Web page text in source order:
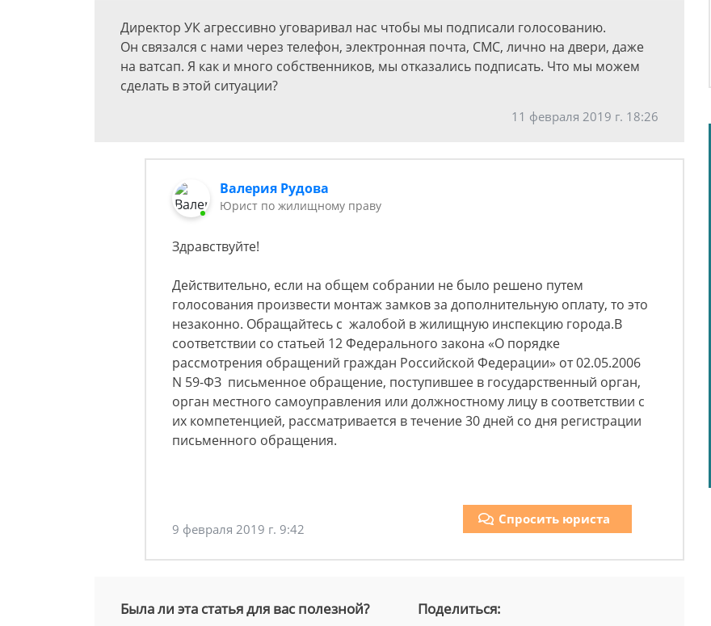
Директор УК агрессивно уговаривал нас чтобы мы подписали голосованию.
Он связался с нами через телефон, электронная почта, СМС, лично на двери, даже
на ватсап. Я как и много собственников, мы отказались подписать. Что мы можем
сделать в этой ситуации?
11 февраля 2019 г. 18:26
Валерия Рудова
Юрист по жилищному праву
Здравствуйте!
Действительно, если на общем собрании не было решено путем
голосования произвести монтаж замков за дополнительную оплату, то это
незаконно. Обращайтесь с жалобой в жилищную инспекцию города.В
соответствии со статьей 12 Федерального закона «О порядке
рассмотрения обращений граждан Российской Федерации» от 02.05.2006
N 59-ФЗ письменное обращение, поступившее в государственный орган,
орган местного самоуправления или должностному лицу в соответствии с
их компетенцией, рассматривается в течение 30 дней со дня регистрации
письменного обращения.
9 февраля 2019 г. 9:42
Спросить юриста
Была ли эта статья для вас полезной? Поделиться: